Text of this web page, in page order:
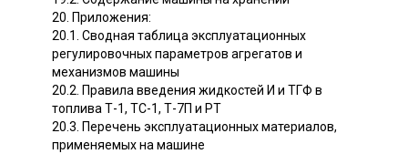
20. Приложения:
20.1. Сводная таблица эксплуатационных
регулировочных параметров агрегатов и
механизмов машины
20.2. Правила введения жидкостей И и ТГФ в
топлива Т-1, ТС-1, Т-7П и РТ
20.3. Перечень эксплуатационных материалов,
применяемых на машине